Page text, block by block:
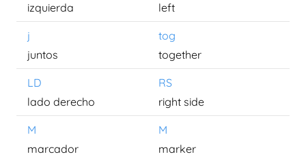
izquierda
left
j
tog
juntos
together
LD
RS
lado derecho
right side
M
M
marcador
marker